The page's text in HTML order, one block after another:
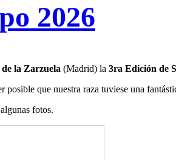
2026
la Zarzuela (Madrid) la 3ra Edición de
posible que nuestra raza tuviese una
fotos.